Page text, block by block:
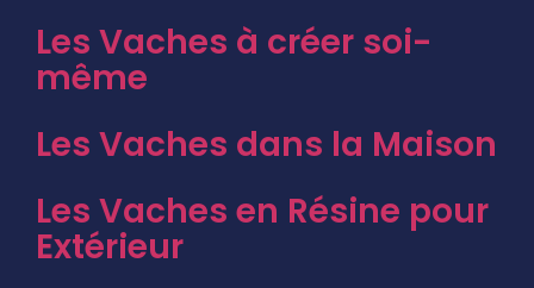
Les Vaches à créer soi-
même
Les Vaches dans la Maison
Les Vaches en Résine pour
Extérieur